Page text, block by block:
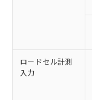
ロードセル計測
入力